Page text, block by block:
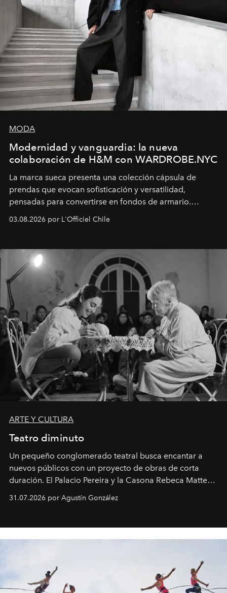
MODA
Modernidad y vanguardia: la nueva
colaboración de H&M con WARDROBE.NYC
La marca sueca presenta una colección cápsula de
prendas que evocan sofisticación y versatilidad,
pensadas para convertirse en fondos de armario.
Disponible en Chile desde el 6 de agosto.
03.08.2026 por L'Officiel Chile
ARTE Y CULTURA
Teatro diminuto
Un pequeño conglomerado teatral busca encantar a
nuevos públicos con un proyecto de obras de corta
duración. El Palacio Pereira y la Casona Rebeca Matte
son algunos de los lugares que han albergado estas
miniobras. Sus puestas en escena son limpias; ponen el
31.07.2026 por Agustín González